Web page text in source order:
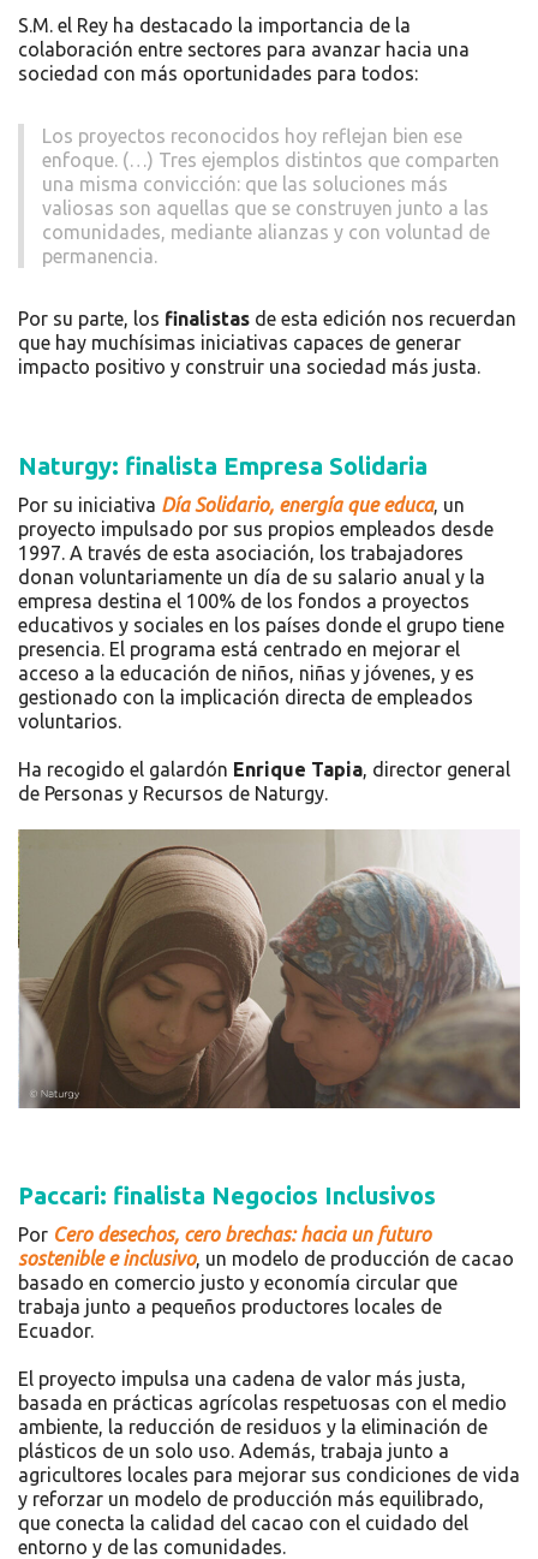
S.M. el Rey ha destacado la importancia de la
colaboración entre sectores para avanzar hacia una
sociedad con más oportunidades para todos:
Los proyectos reconocidos hoy reflejan bien ese
enfoque. (…) Tres ejemplos distintos que comparten
una misma convicción: que las soluciones más
valiosas son aquellas que se construyen junto a las
comunidades, mediante alianzas y con voluntad de
permanencia.
Por su parte, los finalistas de esta edición nos recuerdan
que hay muchísimas iniciativas capaces de generar
impacto positivo y construir una sociedad más justa.
Naturgy: finalista Empresa Solidaria
Por su iniciativa Día Solidario, energía que educa, un
proyecto impulsado por sus propios empleados desde
1997. A través de esta asociación, los trabajadores
donan voluntariamente un día de su salario anual y la
empresa destina el 100% de los fondos a proyectos
educativos y sociales en los países donde el grupo tiene
presencia. El programa está centrado en mejorar el
acceso a la educación de niños, niñas y jóvenes, y es
gestionado con la implicación directa de empleados
voluntarios.
Ha recogido el galardón Enrique Tapia , director general
de Personas y Recursos de Naturgy.
Paccari: finalista Negocios Inclusivos
Por Cero desechos, cero brechas: hacia un futuro
sostenible e inclusivo, un modelo de producción de cacao
basado en comercio justo y economía circular que
trabaja junto a pequeños productores locales de
Ecuador.
El proyecto impulsa una cadena de valor más justa,
basada en prácticas agrícolas respetuosas con el medio
ambiente, la reducción de residuos y la eliminación de
plásticos de un solo uso. Además, trabaja junto a
agricultores locales para mejorar sus condiciones de vida
y reforzar un modelo de producción más equilibrado,
que conecta la calidad del cacao con el cuidado del
entorno y de las comunidades.